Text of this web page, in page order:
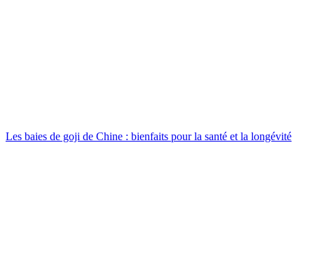
Les baies de goji de Chine : bienfaits pour la santé et la longévité